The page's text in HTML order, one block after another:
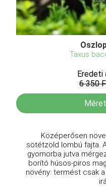
Taxus
Eredeti
6 350
Középerősen
sötétzöld lombú fajta.
gyomorba jutva
borító húsos-piros
növény: termést csak